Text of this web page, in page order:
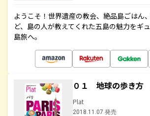
ようこそ！世界遺産の教会、絶品島ごはん
ど、島の人が教えてくれた五島の魅力をギ
島旅へ。
０１ 地球の歩き
Plat
2018.11.07 発売